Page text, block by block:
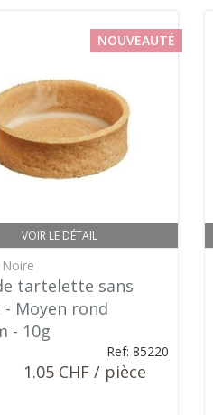
VOIR LE DÉTAIL
NOUVEAUTÉ
tartelette sans
Moyen rond
- 10g
Ref: 85220
1.05 CHF / pièce